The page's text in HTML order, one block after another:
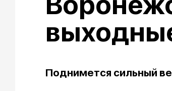
Поднимется сильный